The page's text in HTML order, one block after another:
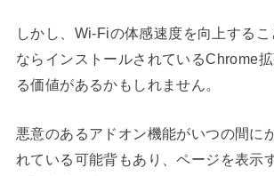
しかし、Wi-Fiの体感速度を向上する
ならインストールされているChrome
る価値があるかもしれません。
悪意のあるアドオン機能がいつの間に
れている可能背もあり、ページを表示